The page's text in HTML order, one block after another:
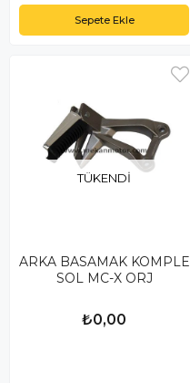
Sepete Ekle
TÜKENDI
ARKA BASAMAK KOMPLE
SOL MC-X ORJ
₺0,00